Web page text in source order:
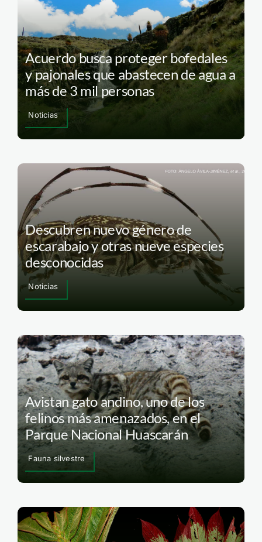
Acuerdo busca proteger bofedales
y pajonales que abastecen de agua a
más de 3 mil personas
Noticias
Descubren nuevo género de
escarabajo y otras nueve especies
desconocidas
Noticias
Avistan gato andino, uno de los
felinos más amenazados, en el
Parque Nacional Huascarán
Fauna silvestre